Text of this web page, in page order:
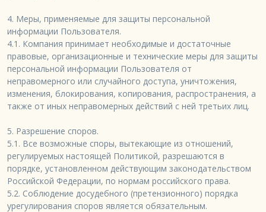
4. Меры, применяемые для защиты персональной
информации Пользователя.
4.1. Компания принимает необходимые и достаточные
правовые, организационные и технические меры для защиты
персональной информации Пользователя от
неправомерного или случайного доступа, уничтожения,
изменения, блокирования, копирования, распространения, а
также от иных неправомерных действий с ней третьих лиц.
5. Разрешение споров.
5.1. Все возможные споры, вытекающие из отношений,
регулируемых настоящей Политикой, разрешаются в
порядке, установленном действующим законодательством
Российской Федерации, по нормам российского права.
5.2. Соблюдение досудебного (претензионного) порядка
урегулирования споров является обязательным.